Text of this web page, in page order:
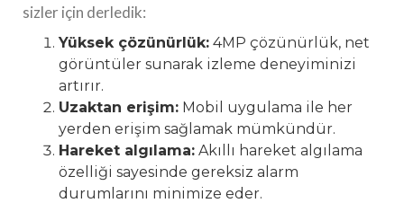
sizler için derledik:
Yüksek çözünürlük: 4MP çözünürlük, net
görüntüler sunarak izleme deneyiminizi
artırır.
Uzaktan erişim: Mobil uygulama ile her
yerden erişim sağlamak mümkündür.
Hareket algılama: Akıllı hareket algılama
özelliği sayesinde gereksiz alarm
durumlarını minimize eder.